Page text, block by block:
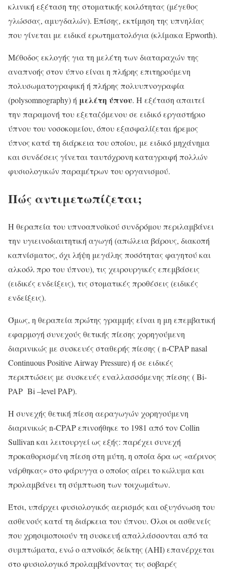
κλινική εξέταση της στοματικής κοιλότητας (μέγεθος
γλώσσας, αμυγδαλών). Επίσης, εκτίμηση της υπνηλίας
που γίνεται με ειδικά ερωτηματολόγια (κλίμακα Epworth).
Μέθοδος εκλογής για τη μελέτη των διαταραχών της
αναπνοής στον ύπνο είναι η πλήρης επιτηρούμενη
πολυσωματογραφική ή πλήρης πολυυπνογραφία
(polysomnography) ή μελέτη ύπνου. Η εξέταση απαιτεί
την παραμονή του εξεταζόμενου σε ειδικό εργαστήριο
ύπνου του νοσοκομείου, όπου εξασφαλίζεται ήρεμος
ύπνος κατά τη διάρκεια του οποίου, με ειδικό μηχάνημα
και συνδέσεις γίνεται ταυτόχρονη καταγραφή πολλών
φυσιολογικών παραμέτρων του οργανισμού.
Πώς αντιμετωπίζεται;
Η θεραπεία του υπνοαπνοϊκού συνδρόμου περιλαμβάνει
την υγιεινοδιαιτητική αγωγή (απώλεια βάρους, διακοπή
καπνίσματος, όχι λήψη μεγάλης ποσότητας φαγητού και
αλκοόλ προ του ύπνου), τις χειρουργικές επεμβάσεις
(ειδικές ενδείξεις), τις στοματικές προθέσεις (ειδικές
ενδείξεις).
Όμως, η θεραπεία πρώτης γραμμής είναι η μη επεμβατική
εφαρμογή συνεχούς θετικής πίεσης χορηγούμενη
διαρινικώς με συσκευές σταθερής πίεσης ( n-CPAP nasal
Continuous Positive Airway Pressure) ή σε ειδικές
περιπτώσεις με συσκευές εναλλασσόμενης πίεσης ( Bi-
PAP Bi –level PAP).
Η συνεχής θετική πίεση αεραγωγών χορηγούμενη
διαρινικώς n-CPAP επινοήθηκε το 1981 από τον Collin
Sullivan και λειτουργεί ως εξής: παρέχει συνεχή
προκαθορισμένη πίεση στη μύτη, η οποία δρα ως «αέρινος
νάρθηκας» στο φάρυγγα ο οποίος αίρει το κώλυμα και
προλαμβάνει τη σύμπτωση των τοιχωμάτων.
Έτσι, υπάρχει φυσιολογικός αερισμός και οξυγόνωση του
ασθενούς κατά τη διάρκεια του ύπνου. Όλοι οι ασθενείς
που χρησιμοποιούν τη συσκευή απαλλάσσονται από τα
συμπτώματα, ενώ ο απνοϊκός δείκτης (ΑΗΙ) επανέρχεται
στο φυσιολογικό προλαμβάνοντας τις σοβαρές